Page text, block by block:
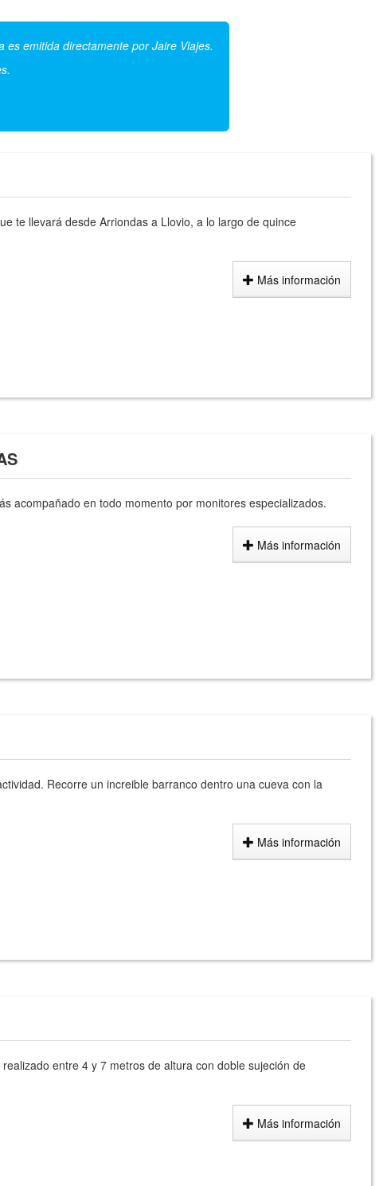
es emitida directamente por Jaire Viajes.
te llevará desde Arriondas a Llovio, a lo largo de quince
Más información
acompañado en todo momento por monitores especializados.
Más información
Recorre un increible barranco dentro una cueva con la
Más información
entre 4 y 7 metros de altura con doble sujeción de
Más información